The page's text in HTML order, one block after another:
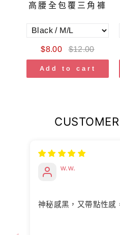
高腰全包覆三角褲
$8.00 $12.00
Add to cart
w.w.
神秘感黑，又帶點性感